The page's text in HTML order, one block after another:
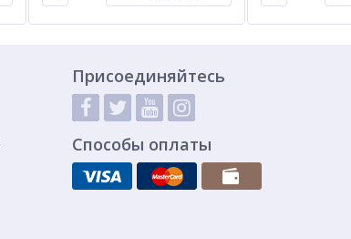
Присоединяйтесь
Способы оплаты